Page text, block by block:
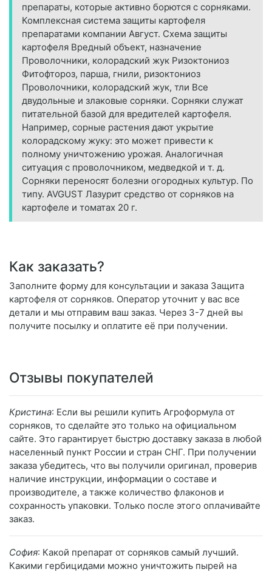
препараты, которые активно борются с сорняками.
Комплексная система защиты картофеля
препаратами компании Август. Схема защиты
картофеля Вредный объект, назначение
Проволочники, колорадский жук Ризоктониоз
Фитофтороз, парша, гнили, ризоктониоз
Проволочники, колорадский жук, тли Все
двудольные и злаковые сорняки. Сорняки служат
питательной базой для вредителей картофеля.
Например, сорные растения дают укрытие
колорадскому жуку: это может привести к
полному уничтожению урожая. Аналогичная
ситуация с проволочником, медведкой и т. д.
Сорняки переносят болезни огородных культур. По
типу. AVGUST Лазурит средство от сорняков на
картофеле и томатах 20 г.
Как заказать?
Заполните форму для консультации и заказа Защита
картофеля от сорняков. Оператор уточнит у вас все
детали и мы отправим ваш заказ. Через 3-7 дней вы
получите посылку и оплатите её при получении.
Отзывы покупателей
Кристина: Если вы решили купить Агроформула от
сорняков, то сделайте это только на официальном
сайте. Это гарантирует быстрю доставку заказа в любой
населенный пункт России и стран СНГ. При получении
заказа убедитесь, что вы получили оригинал, проверив
наличие инструкции, информации о составе и
производителе, а также количество флаконов и
сохранность упаковки. Только после этого оплачивайте
заказ.
София: Какой препарат от сорняков самый лучший.
Какими гербицидами можно уничтожить пырей на